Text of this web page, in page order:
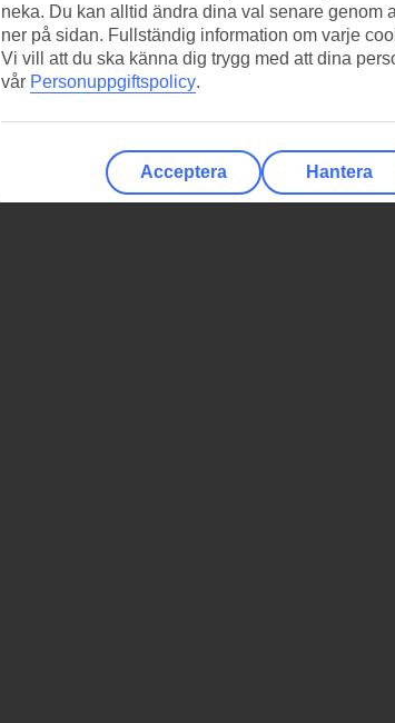
neka. Du kan alltid ändra dina val senare genom
ner på sidan. Fullständig information om varje
Vi vill att du ska känna dig trygg med att dina
vår Personuppgiftspolicy.
Acceptera Hantera